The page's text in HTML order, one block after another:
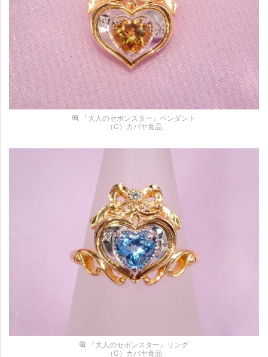
『大人のセボンスター』ペンダント
（C）カバヤ食品
『大人のセボンスター』リング
（C）カバヤ食品